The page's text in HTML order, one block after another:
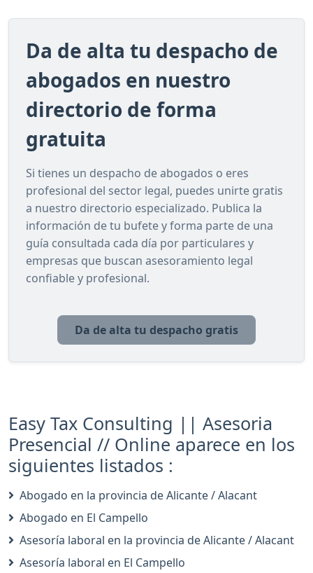
Da de alta tu despacho de
abogados en nuestro
directorio de forma
gratuita
Si tienes un despacho de abogados o eres
profesional del sector legal, puedes unirte gratis
a nuestro directorio especializado. Publica la
información de tu bufete y forma parte de una
guía consultada cada día por particulares y
empresas que buscan asesoramiento legal
confiable y profesional.
Da de alta tu despacho gratis
Easy Tax Consulting || Asesoria
Presencial // Online aparece en los
siguientes listados :
Abogado en la provincia de Alicante / Alacant
Abogado en El Campello
Asesoría laboral en la provincia de Alicante / Alacant
Asesoría laboral en El Campello